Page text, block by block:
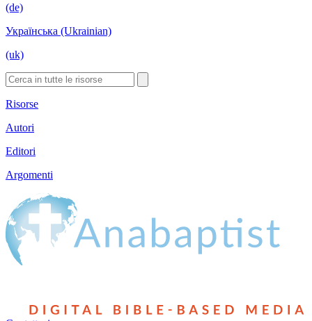
(de)
Українська (Ukrainian)
(uk)
Risorse
Autori
Editori
Argomenti